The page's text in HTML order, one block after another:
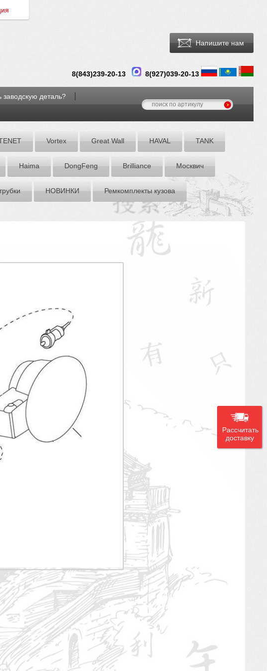
Напишите нам
8(843)239-20-13 8(927)039-20-13
заводскую деталь?
Vortex Great Wall HAVAL TANK
Hаimа DоngFeng Brilliance Москвич
НОВИНКИ Ремкомплекты кузова
Рассчитать
доставку